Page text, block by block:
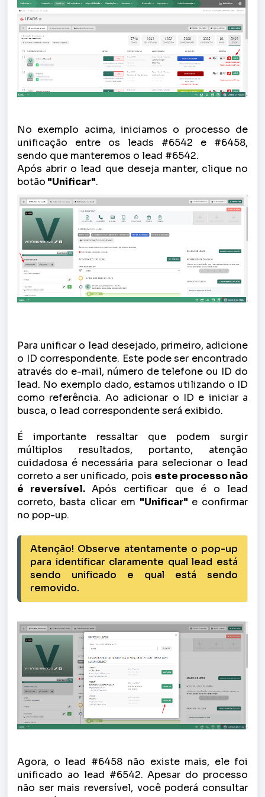
No exemplo acima, iniciamos o processo de
unificação entre os leads #6542 e #6458,
sendo que manteremos o lead #6542.
Após abrir o lead que deseja manter, clique no
botão "Unificar".
Para unificar o lead desejado, primeiro, adicione
o ID correspondente. Este pode ser encontrado
através do e-mail, número de telefone ou ID do
lead. No exemplo dado, estamos utilizando o ID
como referência. Ao adicionar o ID e iniciar a
busca, o lead correspondente será exibido.
É importante ressaltar que podem surgir
múltiplos resultados, portanto, atenção
cuidadosa é necessária para selecionar o lead
correto a ser unificado, pois este processo não
é reversível.Após certificar que é o lead
correto, basta clicar em "Unificar" e confirmar
no pop-up.
Atenção! Observe atentamente o pop-up
para identificar claramente qual lead está
sendo unificado e qual está sendo
removido.
Agora, o lead #6458 não existe mais, ele foi
unificado ao lead #6542. Apesar do processo
não ser mais reversível, você poderá consultar